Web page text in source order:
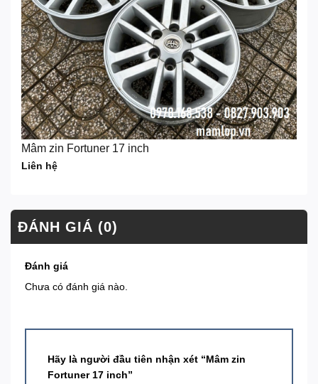
Mâm zin Fortuner 17 inch
Liên hệ
ĐÁNH GIÁ (0)
Đánh giá
Chưa có đánh giá nào.
Hãy là người đầu tiên nhận xét “Mâm zin
Fortuner 17 inch”